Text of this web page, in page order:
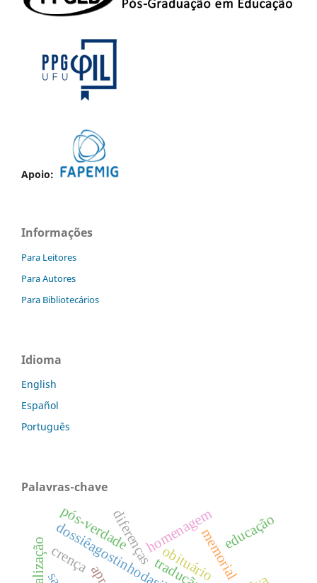
Apoio:
Informações
Para Leitores
Para Autores
Para Bibliotecários
Idioma
English
Español
Português
Palavras-chave
dossiêagostinhodasilva
tradução
obituário
homenagemmemorial
diferenças educação
pós-verdade
crença